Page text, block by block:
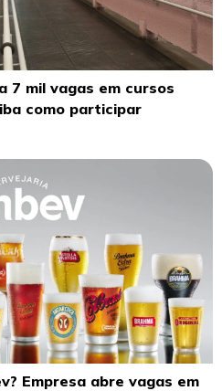
7 mil vagas em cursos
como participar
Empresa abre vagas em